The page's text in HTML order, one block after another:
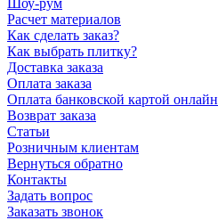
Шоу-рум
Расчет материалов
Как сделать заказ?
Как выбрать плитку?
Доставка заказа
Оплата заказа
Оплата банковской картой онлайн
Возврат заказа
Статьи
Розничным клиентам
Вернуться обратно
Контакты
Задать вопрос
Заказать звонок